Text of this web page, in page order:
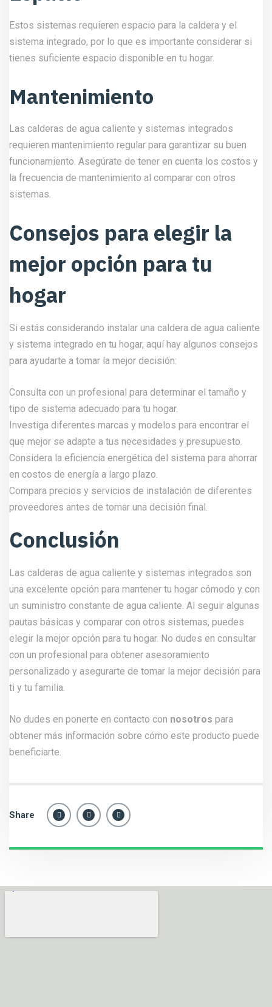
Estos sistemas requieren espacio para la caldera y el
sistema integrado, por lo que es importante considerar si
tienes suficiente espacio disponible en tu hogar.
Mantenimiento
Las calderas de agua caliente y sistemas integrados
requieren mantenimiento regular para garantizar su buen
funcionamiento. Asegúrate de tener en cuenta los costos y
la frecuencia de mantenimiento al comparar con otros
sistemas.
Consejos para elegir la
mejor opción para tu
hogar
Si estás considerando instalar una caldera de agua caliente
y sistema integrado en tu hogar, aquí hay algunos consejos
para ayudarte a tomar la mejor decisión:
Consulta con un profesional para determinar el tamaño y
tipo de sistema adecuado para tu hogar.
Investiga diferentes marcas y modelos para encontrar el
que mejor se adapte a tus necesidades y presupuesto.
Considera la eficiencia energética del sistema para ahorrar
en costos de energía a largo plazo.
Compara precios y servicios de instalación de diferentes
proveedores antes de tomar una decisión final.
Conclusión
Las calderas de agua caliente y sistemas integrados son
una excelente opción para mantener tu hogar cómodo y con
un suministro constante de agua caliente. Al seguir algunas
pautas básicas y comparar con otros sistemas, puedes
elegir la mejor opción para tu hogar. No dudes en consultar
con un profesional para obtener asesoramiento
personalizado y asegurarte de tomar la mejor decisión para
ti y tu familia.
No dudes en ponerte en contacto con nosotros para
obtener más información sobre cómo este producto puede
beneficiarte.
Share